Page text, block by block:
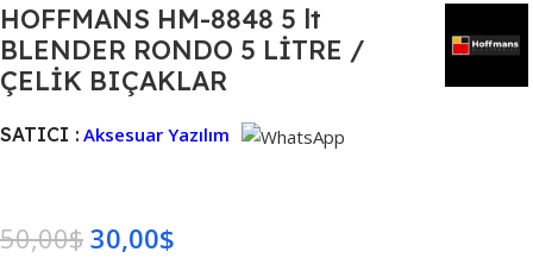
HOFFMANS HM-8848 5 lt
BLENDER RONDO 5 LİTRE /
ÇELİK BIÇAKLAR
SATICI : Aksesuar Yazılım
50,00$ 30,00$